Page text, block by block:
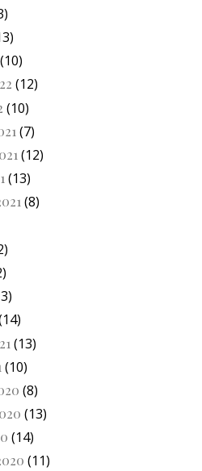
(10)
(12)
(10)
(7)
(12)
(13)
(8)
(13)
(10)
(8)
(13)
(14)
(11)